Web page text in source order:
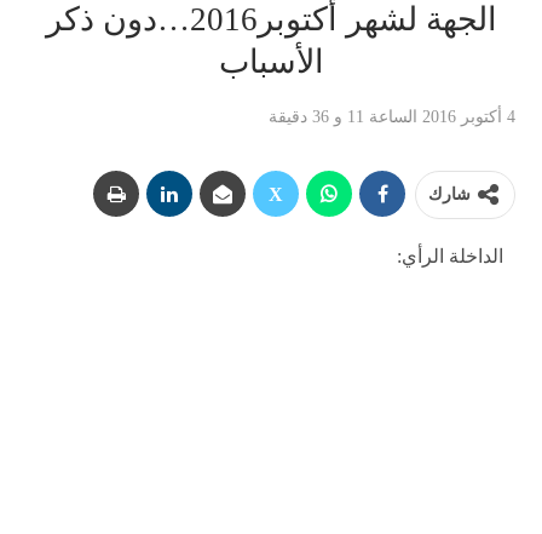
الجهة لشهر أكتوبر2016…دون ذكر
الأسباب
4 أكتوبر 2016 الساعة 11 و 36 دقيقة
شارك
الداخلة الرأي: